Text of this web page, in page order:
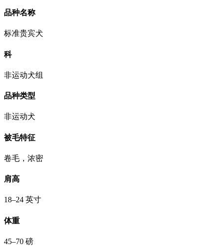
品种名称
标准贵宾犬
科
非运动犬组
品种类型
非运动犬
被毛特征
卷毛，浓密
肩高
18–24 英寸
体重
45–70 磅